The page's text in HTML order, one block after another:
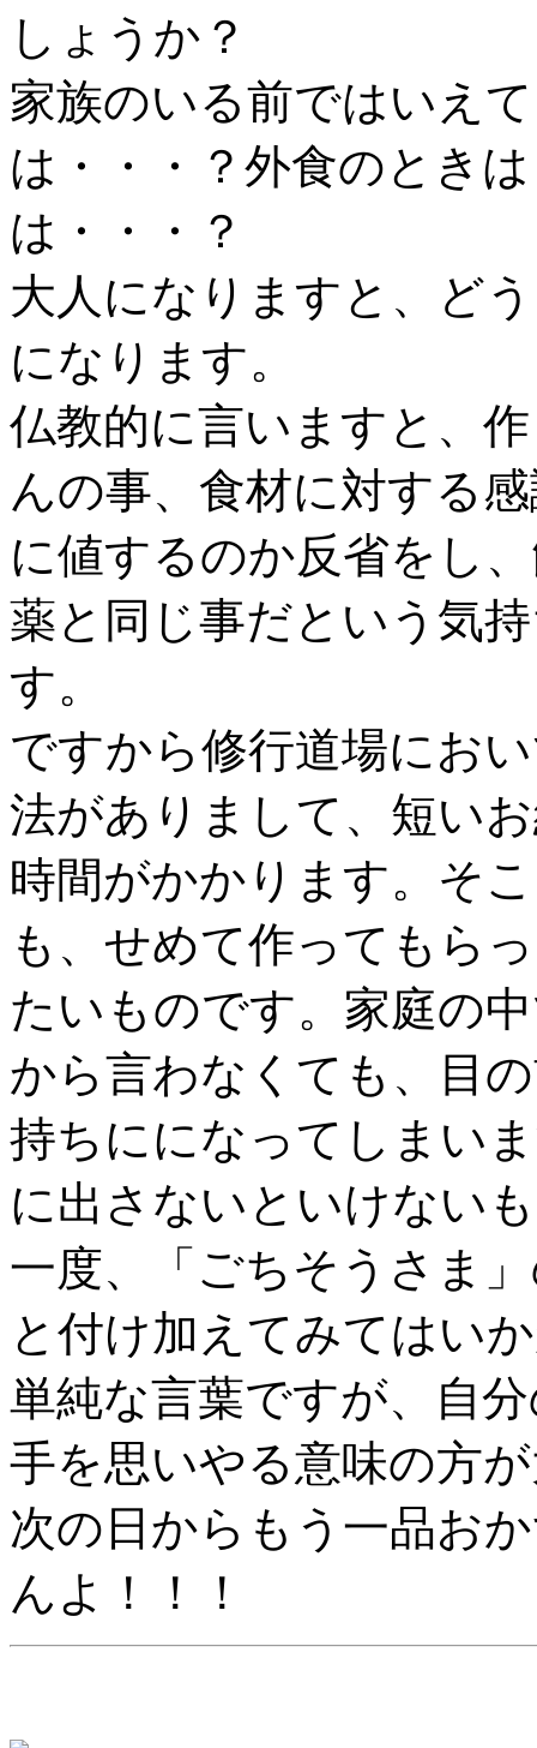
しょうか？
家族のいる前ではいえ
は・・・？外食のとき
は・・・？
大人になりますと、ど
になります。
仏教的に言いますと、
んの事、食材に対する
に値するのか反省をし
薬と同じ事だという気
す。
ですから修行道場にお
法がありまして、短い
時間がかかります。そ
も、せめて作ってもら
たいものです。家庭の
から言わなくても、目
持ちにになってしまい
に出さないといけない
一度、「ごちそうさま
と付け加えてみてはい
単純な言葉ですが、自
手を思いやる意味の方
次の日からもう一品お
んよ！！！